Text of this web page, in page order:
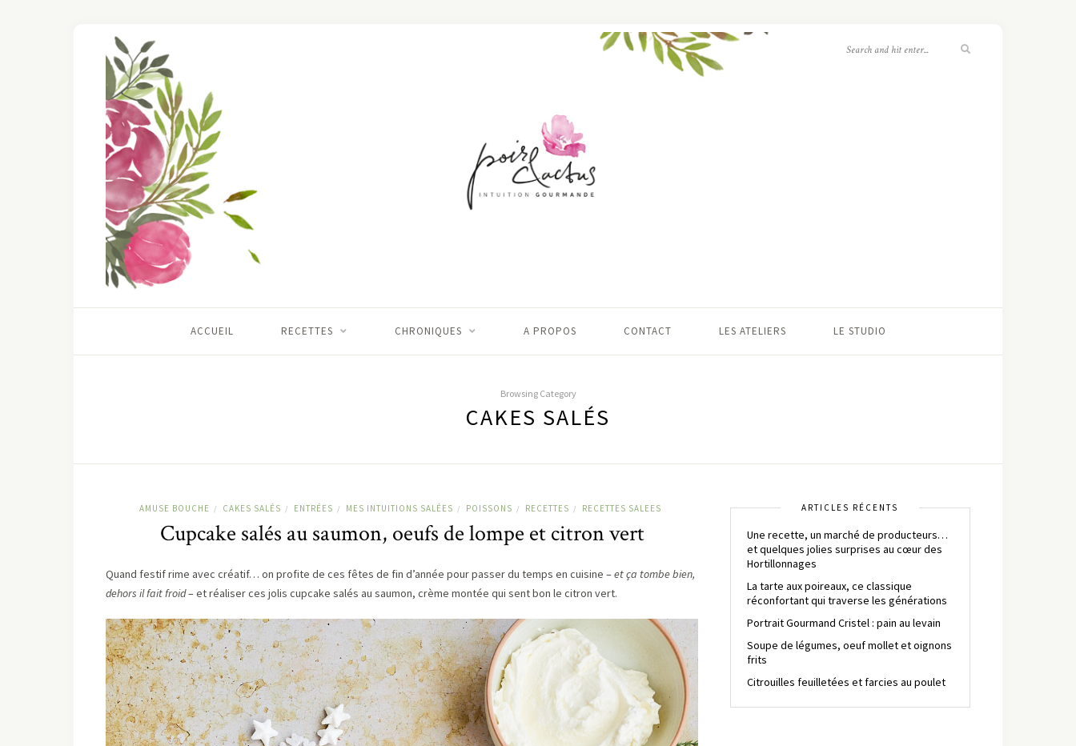
ACCUEIL RECETTES CHRONIQUES A PROPOS CONTACT LES ATELIERS LE STUDIO
Browsing Category
CAKES SALÉS
AMUSE BOUCHE / CAKES SALÉS / ENTRÉES / MES INTUITIONS SALÉES / POISSONS / RECETTES / RECETTES SALEES
Cupcake salés au saumon, oeufs de lompe et citron vert
Quand festif rime avec créatif… on profite de ces fêtes de fin d’année pour passer du temps en cuisine –et ça tombe bien,
dehors il fait froid– et réaliser ces jolis cupcake salés au saumon, crème montée qui sent bon le citron vert.
ARTICLES RÉCENTS
Une recette, un marché de producteurs…
et quelques jolies surprises au cœur des
Hortillonnages
La tarte aux poireaux, ce classique
réconfortant qui traverse les générations
Portrait Gourmand Cristel : pain au levain
Soupe de légumes, oeuf mollet et oignons
frits
Citrouilles feuilletées et farcies au poulet